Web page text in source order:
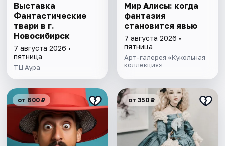
Выставка
Фантастические
твари в г.
Новосибирск
7 августа 2026 •
пятница
ТЦ Аура
Мир Алисы: когда
фантазия
становится явью
7 августа 2026 •
пятница
Арт-галерея «Кукольная
коллекция»
от 600 ₽ от 350 ₽